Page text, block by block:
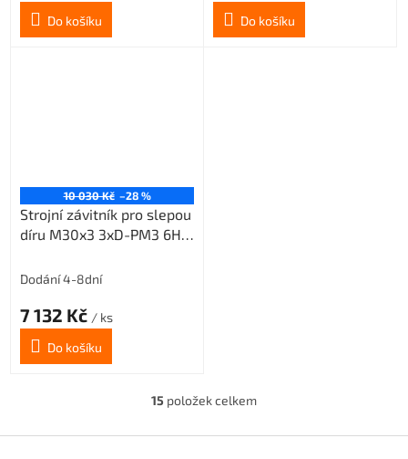
Do košíku
Do košíku
10 030 Kč –28 %
Strojní závitník pro slepou
díru M30x3 3xD-PM3 6HX
Dodání 4-8dní
7 132 Kč / ks
Do košíku
O
l
15 položek celkem